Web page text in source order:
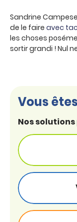
Sandrine
de le faire avec
les choses
sortir grandi ! Nul
Vous
Nos solutions